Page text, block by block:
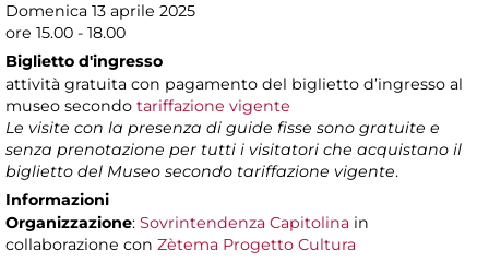
Domenica 13 aprile 2025
ore 15.00 - 18.00
Biglietto d'ingresso
attività gratuita con pagamento del biglietto d’ingresso al
museo secondo tariffazione vigente
Le visite con la presenza di guide fisse sono gratuite e
senza prenotazione per tutti i visitatori che acquistano il
biglietto del Museo secondo tariffazione vigente.
Informazioni
Organizzazione: Sovrintendenza Capitolina in
collaborazione con Zètema Progetto Cultura